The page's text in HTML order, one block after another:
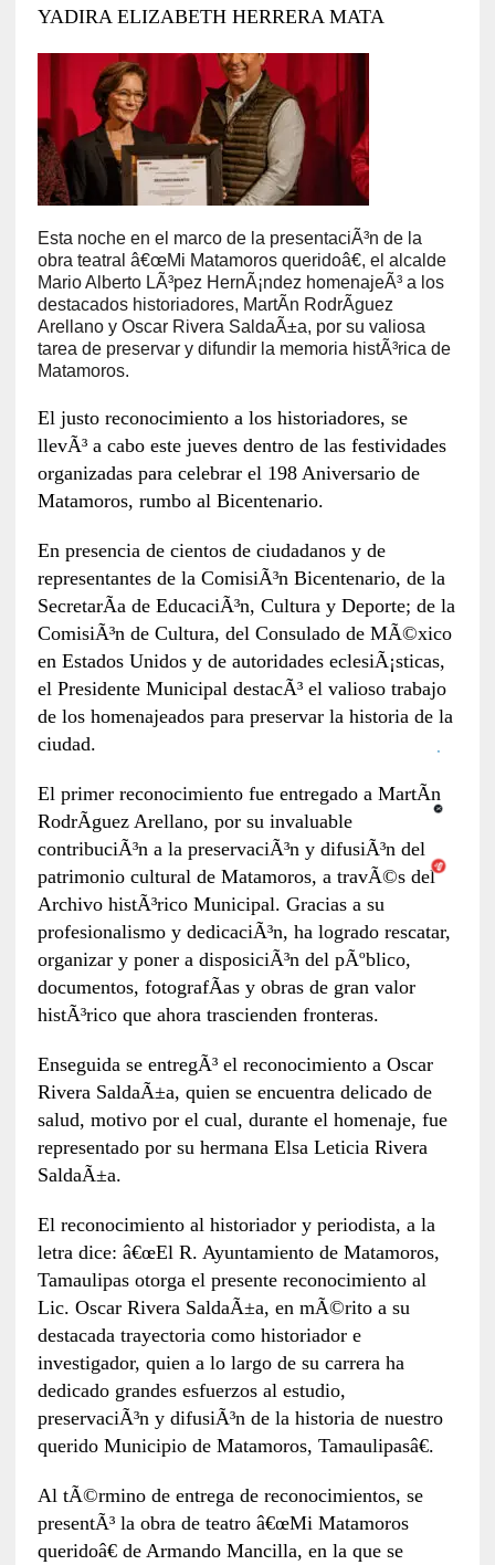
YADIRA ELIZABETH HERRERA MATA
Esta noche en el marco de la presentaciÃ³n de la
obra teatral â€œMi Matamoros queridoâ€, el alcalde
Mario Alberto LÃ³pez HernÃ¡ndez homenajeÃ³ a los
destacados historiadores, MartÃ­n RodrÃ­guez
Arellano y Oscar Rivera SaldaÃ±a, por su valiosa
tarea de preservar y difundir la memoria histÃ³rica de
Matamoros.
El justo reconocimiento a los historiadores, se
llevÃ³ a cabo este jueves dentro de las festividades
organizadas para celebrar el 198 Aniversario de
Matamoros, rumbo al Bicentenario.
En presencia de cientos de ciudadanos y de
representantes de la ComisiÃ³n Bicentenario, de la
SecretarÃ­a de EducaciÃ³n, Cultura y Deporte; de la
ComisiÃ³n de Cultura, del Consulado de MÃ©xico
en Estados Unidos y de autoridades eclesiÃ¡sticas,
el Presidente Municipal destacÃ³ el valioso trabajo
de los homenajeados para preservar la historia de la
ciudad.
El primer reconocimiento fue entregado a MartÃ­n
RodrÃ­guez Arellano, por su invaluable
contribuciÃ³n a la preservaciÃ³n y difusiÃ³n del
patrimonio cultural de Matamoros, a travÃ©s del
Archivo histÃ³rico Municipal. Gracias a su
profesionalismo y dedicaciÃ³n, ha logrado rescatar,
organizar y poner a disposiciÃ³n del pÃºblico,
documentos, fotografÃ­as y obras de gran valor
histÃ³rico que ahora trascienden fronteras.
Enseguida se entregÃ³ el reconocimiento a Oscar
Rivera SaldaÃ±a, quien se encuentra delicado de
salud, motivo por el cual, durante el homenaje, fue
representado por su hermana Elsa Leticia Rivera
SaldaÃ±a.
El reconocimiento al historiador y periodista, a la
letra dice: â€œEl R. Ayuntamiento de Matamoros,
Tamaulipas otorga el presente reconocimiento al
Lic. Oscar Rivera SaldaÃ±a, en mÃ©rito a su
destacada trayectoria como historiador e
investigador, quien a lo largo de su carrera ha
dedicado grandes esfuerzos al estudio,
preservaciÃ³n y difusiÃ³n de la historia de nuestro
querido Municipio de Matamoros, Tamaulipasâ€.
Al tÃ©rmino de entrega de reconocimientos, se
presentÃ³ la obra de teatro â€œMi Matamoros
queridoâ€ de Armando Mancilla, en la que se